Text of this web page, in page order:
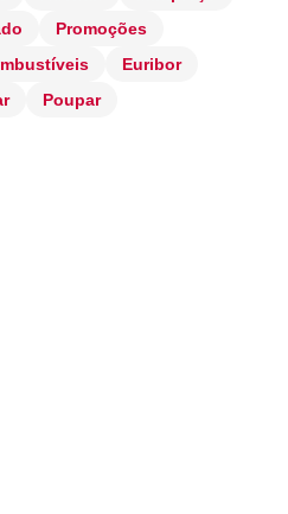
Promoções
Euribor
Poupar